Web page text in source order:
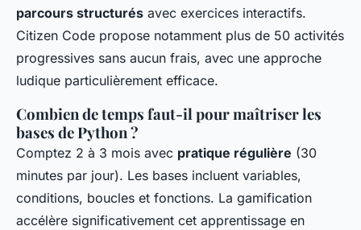
parcours structurés avec exercices interactifs.
Citizen Code propose notamment plus de 50 activités
progressives sans aucun frais, avec une approche
ludique particulièrement efficace.
Combien de temps faut-il pour maîtriser les
bases de Python ?
Comptez 2 à 3 mois avec pratique régulière (30
minutes par jour). Les bases incluent variables,
conditions, boucles et fonctions. La gamification
accélère significativement cet apprentissage en